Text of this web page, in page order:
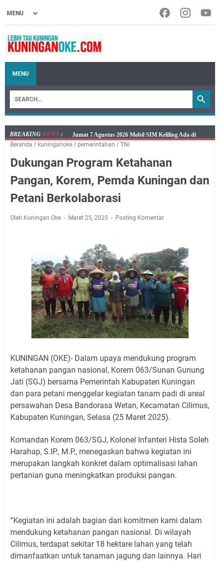
MENU
BREAKING NEWS :
Embun Pagi Jumat 8 Agustus 2026: Jika Keberkahan
Dicabut Dari Hidupmu, Kamu Akan Tetap Berjalan
Kelaparan Meskipun Memiliki Sekarung Penuh Uang
juga Tempat Beristirahat yang Paling Menenangkan, Ini
Jadwal Salat Wilayah Kuningan Jumat 7 Agustus 2026
Sangat Seru
Polres Kuningan dan PAM Tirta Kamuning Salurakan
12 Ribu Liter
Uniku Jadi Tuan Rumah Pendampingan Penyusunan
Dokumen SPMI
Sudahkah Kita Merdeka Dari Hawa Nafsu?
Info Sembako di Pasar Kepuh Kuningan Kamis 6
Agustus 2026, Daging Naik, Telur Turun
Agenda Kegiatan Bupati Kuningan Jumat 7 Agustus
Ini Empat Lokasi Samsat Keliling Kuningan Jumat 7
Agustus 2026
Jumat 7 Agustus 2026 Mobil SIM Keliling Ada di
Kecamatan Sindangagung
Beranda / kuninganoke / pemerintahan / TNI
Dukungan Program Ketahanan
Pangan, Korem, Pemda Kuningan dan
Petani Berkolaborasi
Oleh Kuningan Oke Maret 25, 2025 Posting Komentar
KUNINGAN (OKE)- Dalam upaya mendukung program
ketahanan pangan nasional, Korem 063/Sunan Gunung
Jati (SGJ) bersama Pemerintah Kabupaten Kuningan
dan para petani menggelar kegiatan tanam padi di areal
persawahan Desa Bandorasa Wetan, Kecamatan Cilimus,
Kabupaten Kuningan, Selasa (25 Maret 2025).
Komandan Korem 063/SGJ, Kolonel Infanteri Hista Soleh
Harahap, S.IP., M.P., menegaskan bahwa kegiatan ini
merupakan langkah konkret dalam optimalisasi lahan
pertanian guna meningkatkan produksi pangan.
“Kegiatan ini adalah bagian dari komitmen kami dalam
mendukung ketahanan pangan nasional. Di wilayah
Cilimus, terdapat sekitar 18 hektare lahan yang telah
dimanfaatkan untuk tanaman jagung dan lainnya. Hari